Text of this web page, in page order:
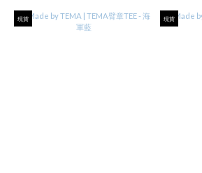
現貨 現貨